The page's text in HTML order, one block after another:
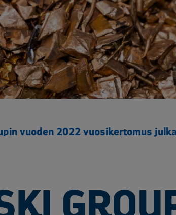
Rakentaminen ja infrastruktuuri
Arkaluontoisten dokumenttien tuhous
Elektroniikan tietoturvaratkaisut
Luotettavat kuljetuskumppanit
Muut käsittelypalvelut
Rakennusjätteen vastaanotto
Raportointi
vuoden 2022 vuosikertomus